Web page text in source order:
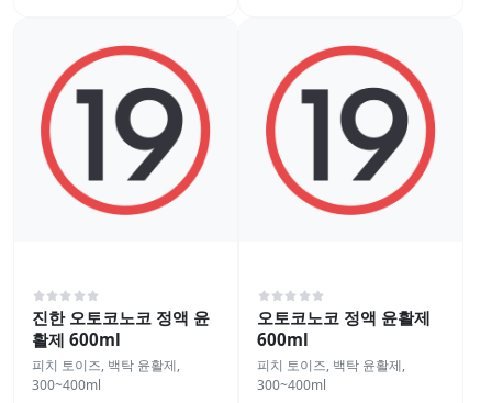
진한 오토코노코 정액 윤
활제 600ml
피치 토이즈, 백탁 윤활제,
300~400ml
오토코노코 정액 윤활제
600ml
피치 토이즈, 백탁 윤활제,
300~400ml